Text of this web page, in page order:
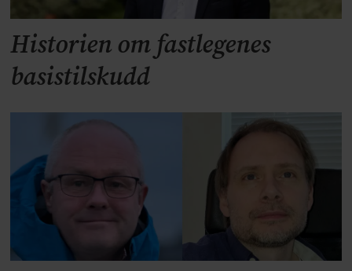
Historien om fastlegenes
basistilskudd